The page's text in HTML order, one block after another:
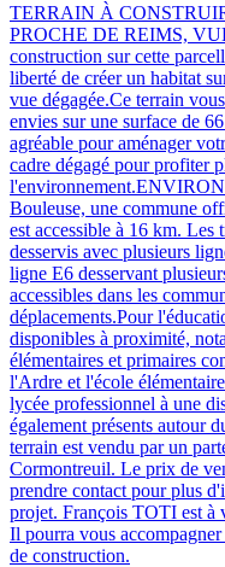
TERRAIN À
PROCHE DE REIMS,
construction sur cette
liberté de créer un habitat
vue dégagée.Ce terrain
envies sur une surface de
agréable pour aménager
cadre dégagé pour profiter
Bouleuse, une commune
est accessible à 16 km. Les
desservis avec plusieurs
ligne E6 desservant
accessibles dans les
déplacements.Pour
disponibles à proximité,
élémentaires et primaires
l'Ardre et l'école
lycée professionnel à une
également présents autour
terrain est vendu par un
Cormontreuil. Le prix de
prendre contact pour plus
projet. François TOTI est à
Il pourra vous
de construction.